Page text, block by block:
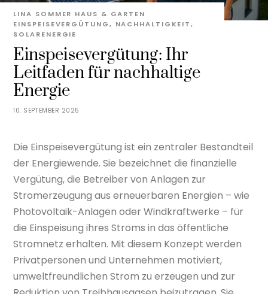
10. SEPTEMBER 2025
Einspeisevergütung: Ihr
Leitfaden für nachhaltige
Energie
LINA SOMMER HAUS & GARTEN
EINSPEISEVERGÜTUNG, NACHHALTIGKEIT,
SOLARENERGIE
Die Einspeisevergütung ist ein zentraler Bestandteil
der Energiewende. Sie bezeichnet die finanzielle
Vergütung, die Betreiber von Anlagen zur
Stromerzeugung aus erneuerbaren Energien – wie
Photovoltaik-Anlagen oder Windkraftwerke – für
die Einspeisung ihres Stroms in das öffentliche
Stromnetz erhalten. Mit diesem Konzept werden
Privatpersonen und Unternehmen motiviert,
umweltfreundlichen Strom zu erzeugen und zur